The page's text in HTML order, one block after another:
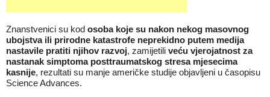
Znanstvenici su kod osoba koje su nakon nekog masovnog
ubojstva ili prirodne katastrofe neprekidno putem medija
nastavile pratiti njihov razvoj, zamijetili veću vjerojatnost za
nastanak simptoma posttraumatskog stresa mjesecima
kasnije, rezultati su manje američke studije objavljeni u časopisu
Science Advances.